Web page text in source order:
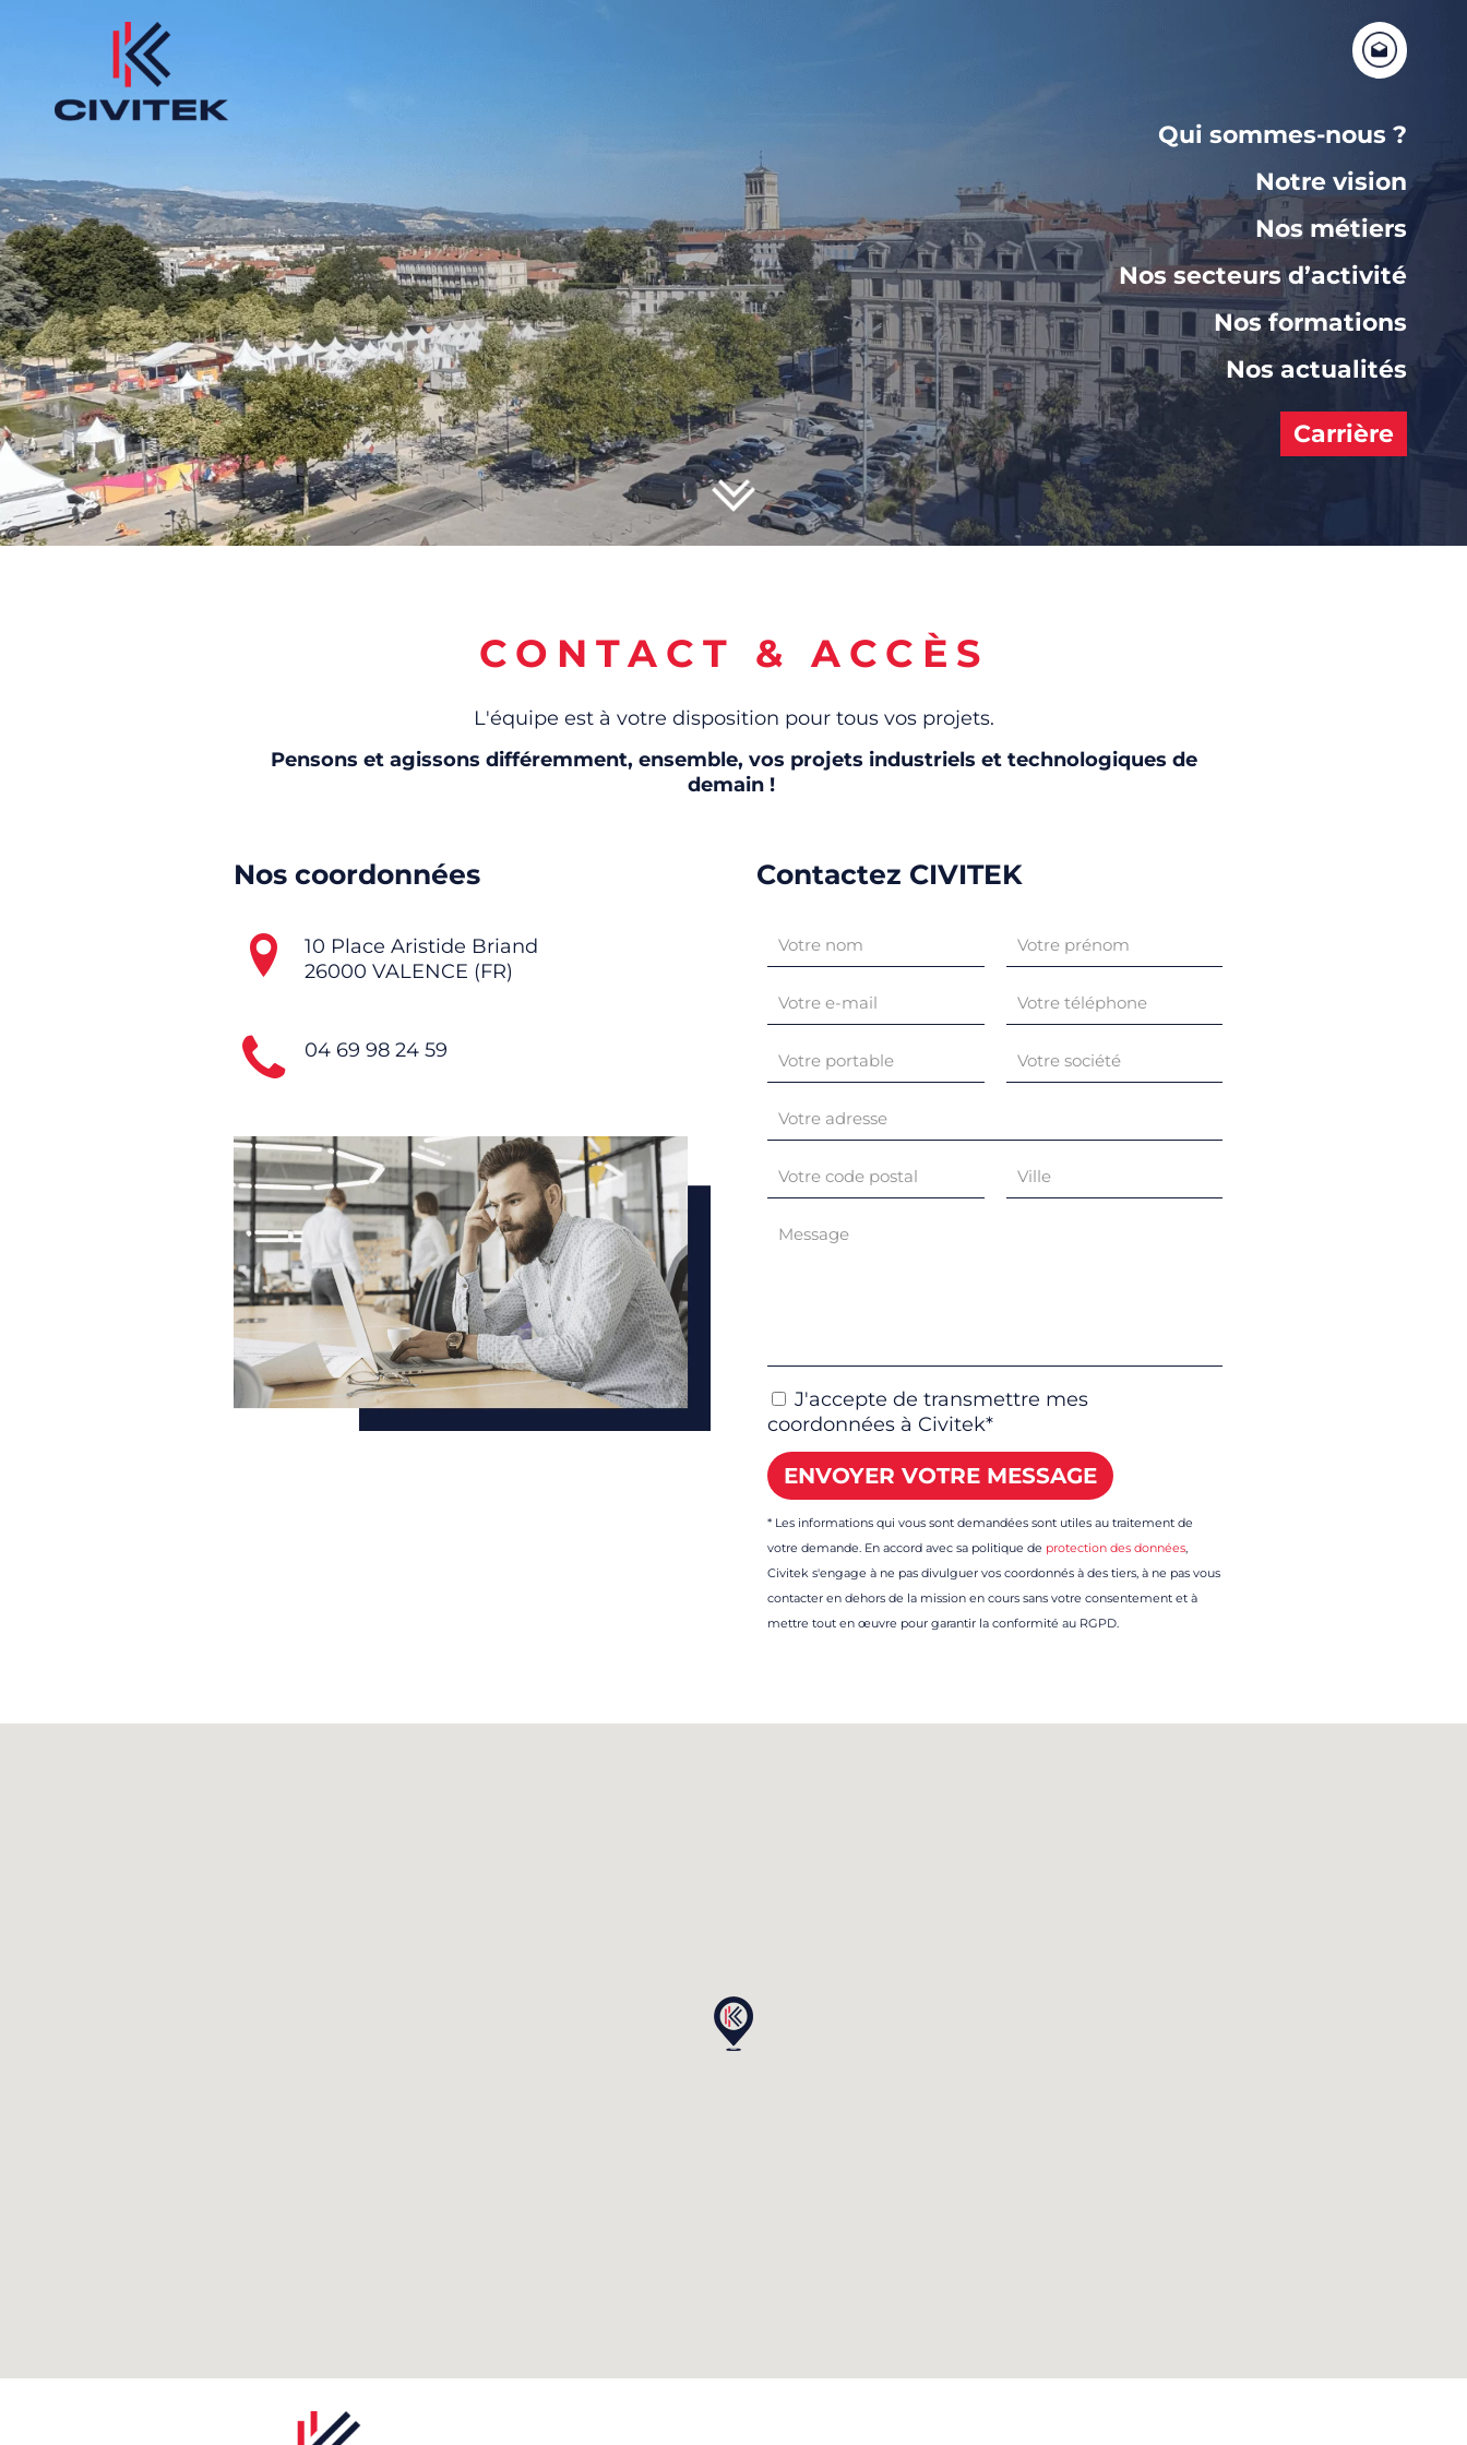
Qui sommes-nous ?
Notre vision
Nos métiers
Nos secteurs d’activité
Nos formations
Nos actualités
Carrière
CONTACT & ACCÈS
L'équipe est à votre disposition pour tous vos projets.
Pensons et agissons différemment, ensemble, vos projets industriels et technologiques de
demain !
Nos coordonnées
10 Place Aristide Briand
26000 VALENCE (FR)
04 69 98 24 59
Contactez CIVITEK
J'accepte de transmettre mes
coordonnées à Civitek*
* Les informations qui vous sont demandées sont utiles au traitement de
votre demande. En accord avec sa politique de protection des données,
Civitek s'engage à ne pas divulguer vos coordonnés à des tiers, à ne pas vous
contacter en dehors de la mission en cours sans votre consentement et à
mettre tout en œuvre pour garantir la conformité au RGPD.